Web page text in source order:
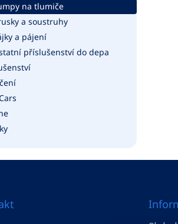
na tlumiče
a soustruhy
a pájení
příslušenství do depa